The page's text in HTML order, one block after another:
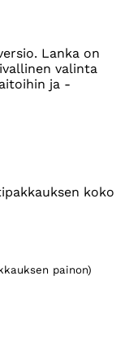
Lanka on
valinta
ja -
koko
painon)